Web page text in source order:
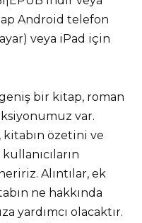
Android telefon
veya iPad için
bir kitap, roman
var.
kitabın özetini ve
Alıntılar, ek
ne hakkında
yardımcı olacaktır.